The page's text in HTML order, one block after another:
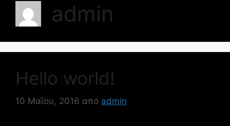
admin
Hello world!
10 Μαΐου, 2016 από admin